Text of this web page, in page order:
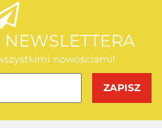
nowościami!